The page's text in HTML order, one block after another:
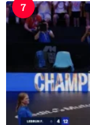
7